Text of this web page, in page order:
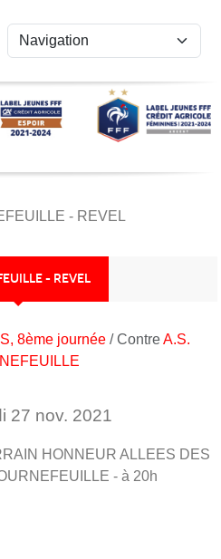
- REVEL
- REVEL
8ème journée / ContreA.S.
27 nov. 2021
HONNEUR ALLEES DES
- à 20h